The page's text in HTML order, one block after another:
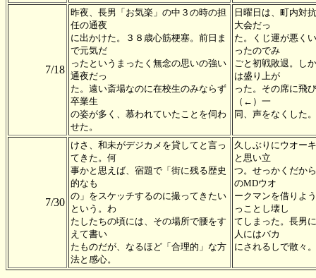
7/18
昨夜、長男「お気楽」の中３の時の担
任の通夜
に出かけた。３８歳心筋梗塞。前日ま
で元気だ
ったというまったく無念の思いの強い
通夜だっ
た。遠い斎場なのに在校生のみならず
卒業生
の姿が多く、慕われていたことを伺わ
せた。
日曜日は、町内対
大会だっ
た。くじ運が悪く
ったのでみ
ごと初戦敗退。し
は盛り上が
った。その席に飛
（←）一
同、声をなくした。
7/30
けさ、和未がデジカメを貸してと言っ
てきた。何
事かと思えば、宿題で「街に残る歴史
的なも
の」をスケッチするのに撮ってきたい
という。わ
たしたちの頃には、その場所で腰をす
えて書い
たものだが、なるほど「合理的」な方
法と感心。
久しぶりにウオー
と思い立
つ。せっかくだか
のMDウオ
ークマンを借りよ
っことし壊し
てしまった。長男
人にはバカ
にされるしで散々。